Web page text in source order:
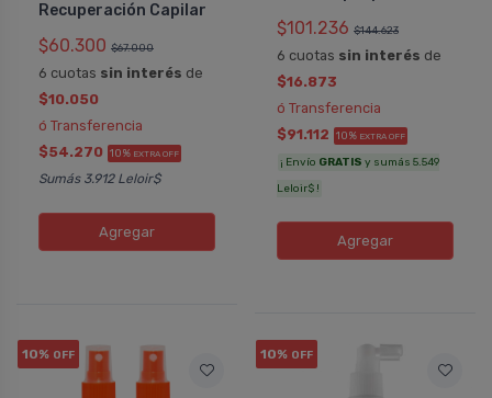
Recuperación Capilar
$60.300 $67.000
6 cuotas sin interés de
$10.050
ó Transferencia
$54.270 10% EXTRA OFF
Sumás 3.912 Leloir$
Agregar
$101.236 $144.623
6 cuotas sin interés de
$16.873
ó Transferencia
$91.112 10% EXTRA OFF
¡ Envío GRATIS y sumás 5.549
Leloir$ !
Agregar
10% OFF 10% OFF